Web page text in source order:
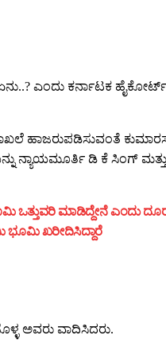
ಎಂದು ಕರ್ನಾಟಕ
ನ್ಯಾಯಮೂರ್ತಿ ಡಿ ಕೆ ಸಿಂಗ್‌
ಮಾಡಿದ್ದೇನೆ ಎಂದು ದೂರು
ಭೂಮಿ ಖರೀದಿಸಿದ್ದಾರೆ
ಅವರು ವಾದಿಸಿದರು.